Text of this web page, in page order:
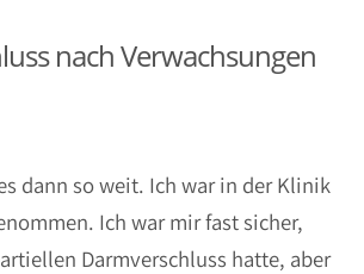
nach Verwachsungen
dann so weit. Ich war in der Klinik
Ich war mir fast sicher,
Darmverschluss hatte, aber